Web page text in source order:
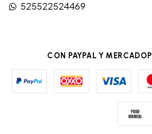
525522524469
CON PAYPAL Y